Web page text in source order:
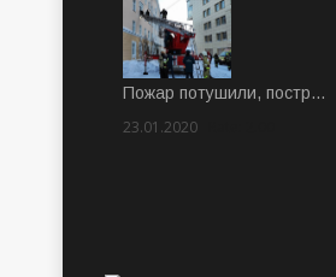
Пожар потушили, постр…
23.01.2020